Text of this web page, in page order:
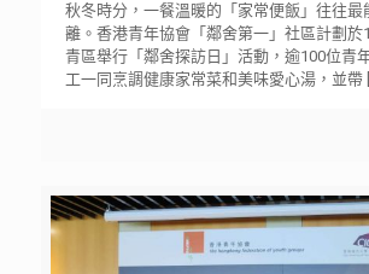
秋冬時分，一餐溫暖的「家常便飯」往往最
離。香港青年協會「鄰舍第一」社區計劃於
青區舉行「鄰舍探訪日」活動，逾100位青
工一同烹調健康家常菜和美味愛心湯，並帶